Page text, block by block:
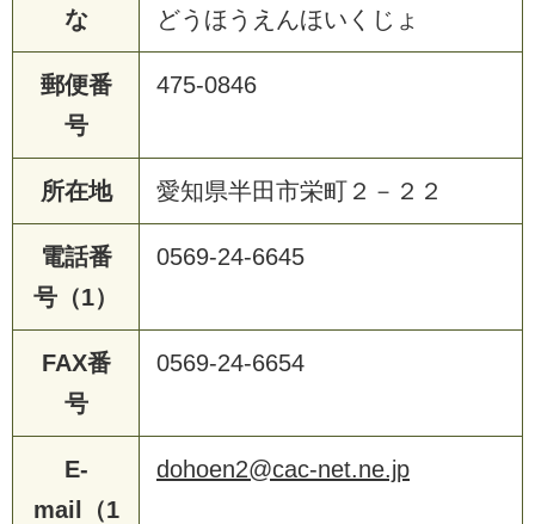
な
どうほうえんほいくじょ
郵便番
号
475-0846
所在地 愛知県半田市栄町２－２２
電話番
号（1）
0569-24-6645
FAX番
号
0569-24-6654
E-
mail（1
dohoen2@cac-net.ne.jp